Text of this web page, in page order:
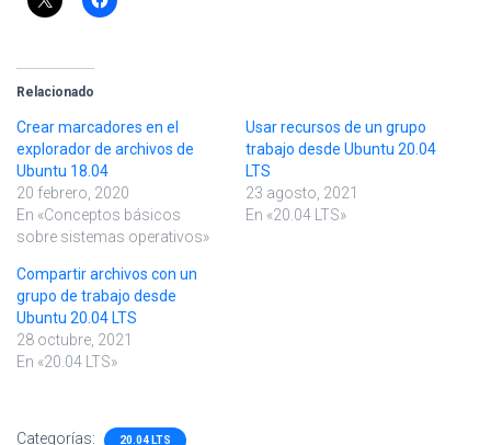
Relacionado
Crear marcadores en el
explorador de archivos de
Ubuntu 18.04
20 febrero, 2020
En «Conceptos básicos
sobre sistemas operativos»
Usar recursos de un grupo
trabajo desde Ubuntu 20.04
LTS
23 agosto, 2021
En «20.04 LTS»
Compartir archivos con un
grupo de trabajo desde
Ubuntu 20.04 LTS
28 octubre, 2021
En «20.04 LTS»
Categorías: 20.04 LTS